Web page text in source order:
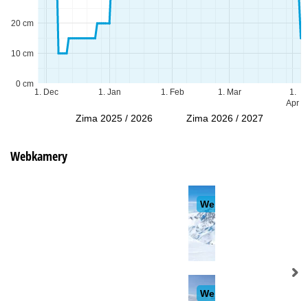
1. Dec 1. Jan 1. Feb 1. Mar
1.
Apr
0 cm
10 cm
20 cm
Zima 2025 / 2026 Zima 2026 / 2027
Webkamery